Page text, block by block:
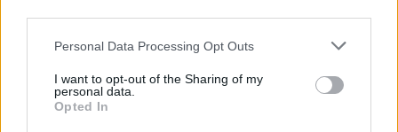
Personal Data Processing Opt Outs
I want to opt-out of the Sharing of my
personal data.
Opted In
A
R C
A
Tipo de vegetação prevalente no verão ártico
U N D R
A